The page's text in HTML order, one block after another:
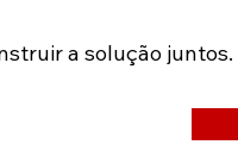
a solução juntos.